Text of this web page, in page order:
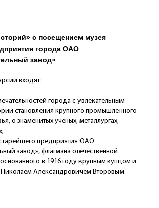
с посещением музея
города ОАО
завод»
входят:
города с увлекательным
становления крупного промышленного
о знаменитых ученых, металлургах,
предприятия ОАО
завод», флагмана отечественной
в 1916 году крупным купцом и
Александровичем Второвым.